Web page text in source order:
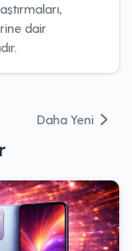
dair
Daha Yeni